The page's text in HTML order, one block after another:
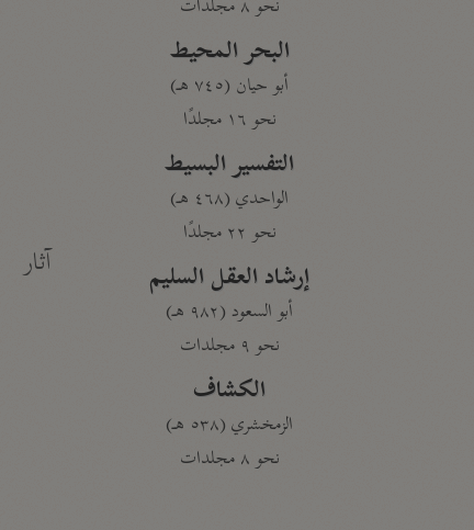
نحو ٨ مجلدات
البحر المحيط
أبو حيان (٧٤٥ هـ)
نحو ١٦ مجلدًا
التفسير البسيط
الواحدي (٤٦٨ هـ)
نحو ٢٢ مجلدًا
إرشاد العقل السليم
أبو السعود (٩٨٢ هـ)
نحو ٩ مجلدات
الكشاف
الزمخشري (٥٣٨ هـ)
نحو ٨ مجلدات
آثار